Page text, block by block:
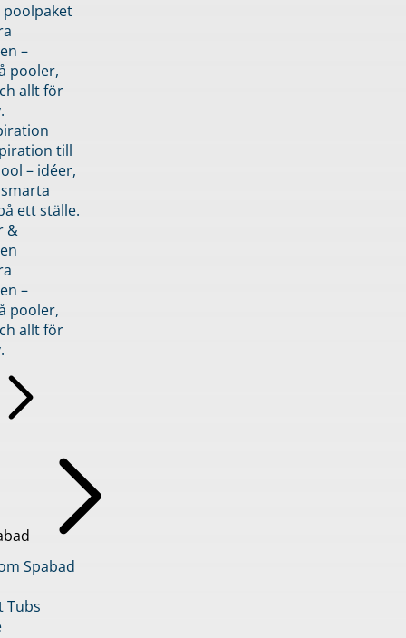
–
pooler,
allt för
till
– idéer,
ett ställe.
&
–
pooler,
allt för
Spabad
Tubs